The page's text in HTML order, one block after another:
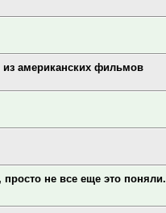
американских фильмов
не все еще это поняли.